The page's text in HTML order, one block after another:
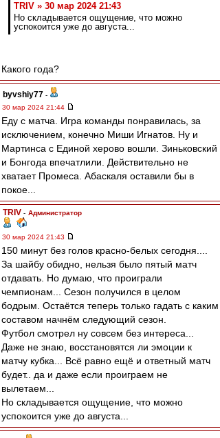
TRIV » 30 мар 2024 21:43
Но складывается ощущение, что можно
успокоится уже до августа...
Какого года?
byvshiy77 -
30 мар 2024 21:44
Еду с матча. Игра команды понравилась, за
исключением, конечно Миши Игнатов. Ну и
Мартинса с Единой херово вошли. Зиньковский
и Бонгода впечатлили. Действительно не
хватает Промеса. Абаскаля оставили бы в
покое...
TRIV - Администратор
30 мар 2024 21:43
150 минут без голов красно-белых сегодня....
За шайбу обидно, нельзя было пятый матч
отдавать. Но думаю, что проиграли
чемпионам... Сезон получился в целом
бодрым. Остаётся теперь только гадать с каким
составом начнём следующий сезон.
Футбол смотрел ну совсем без интереса...
Даже не знаю, восстановятся ли эмоции к
матчу кубка... Всё равно ещё и ответный матч
будет.. да и даже если проиграем не
вылетаем...
Но складывается ощущение, что можно
успокоится уже до августа...